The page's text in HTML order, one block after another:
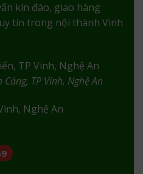
kín đáo, giao hàng
tín trong nội thành Vinh
TP Vinh, Nghệ An
TP Vinh, Nghệ An
Nghệ An